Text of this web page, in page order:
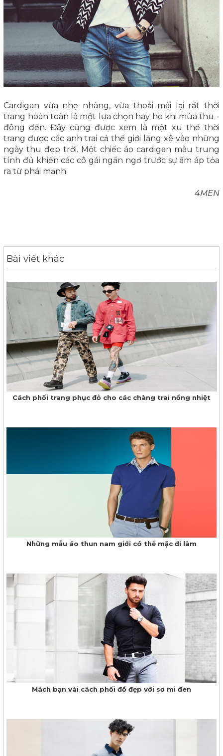
Cardigan vừa nhẹ nhàng, vừa thoải mái lại rất thời
trang hoàn toàn là một lựa chọn hay ho khi mùa thu -
đông đến. Đây cũng được xem là một xu thế thời
trang được các anh trai cả thế giới lăng xê vào những
ngày thu đẹp trời. Một chiếc áo cardigan màu trung
tính đủ khiến các cô gái ngẩn ngơ trước sự ấm áp tỏa
ra từ phái mạnh.
4MEN
Bài viết khác
Cách phối trang phục đỏ cho các chàng trai nồng nhiệt
Những mẫu áo thun nam giới có thể mặc đi làm
Mách bạn vài cách phối đồ đẹp với sơ mi đen